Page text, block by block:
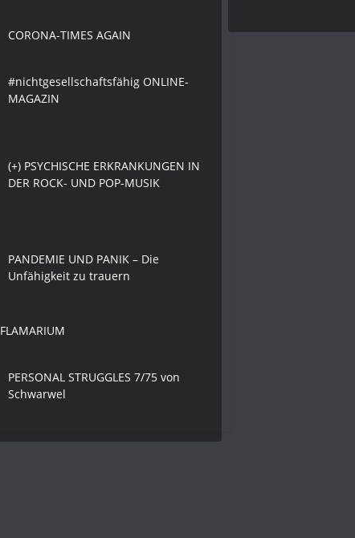
CORONA-TIMES AGAIN
#nichtgesellschaftsfähig ONLINE-
MAGAZIN
(+) PSYCHISCHE ERKRANKUNGEN IN
DER ROCK- UND POP-MUSIK
PANDEMIE UND PANIK – Die
Unfähigkeit zu trauern
FLAMARIUM
PERSONAL STRUGGLES 7/75 von
Schwarwel